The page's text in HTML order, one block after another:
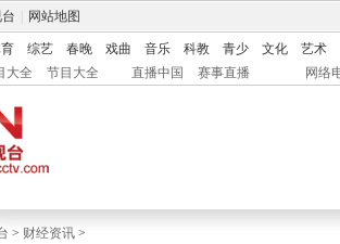
网站地图
综艺 春晚 戏曲 音乐 科教 青少 文化
艺术
大全 节目大全 直播中国 赛事直播 网络
> 财经资讯 >